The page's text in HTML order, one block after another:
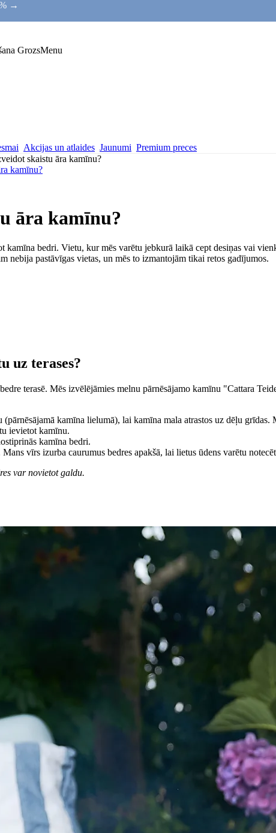
→
GrozsMenu
Akcijas un atlaides Jaunumi Premium preces
skaistu āra kamīnu?
kamīnu?
āra kamīnu?
kamīna bedri. Vietu, kur mēs varētu jebkurā laikā cept desiņas vai
nebija pastāvīgas vietas, un mēs to izmantojām tikai retos gadījumos.
uz terases?
terasē. Mēs izvēlējāmies melnu pārnēsājamo kamīnu "Cattara
kamīna lielumā), lai kamīna mala atrastos uz dēļu
ievietot kamīnu.
kamīna bedri.
vīrs izurba caurumus bedres apakšā, lai lietus ūdens varētu
var novietot galdu.